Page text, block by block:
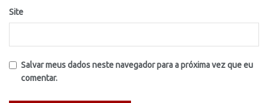
Site
Salvar meus dados neste navegador para a próxima vez que eu
comentar.